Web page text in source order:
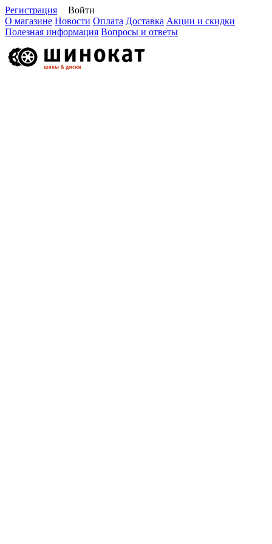
Регистрация
Войти
О магазине Новости Оплата Доставка Акции и скидки
Полезная информация Вопросы и ответы